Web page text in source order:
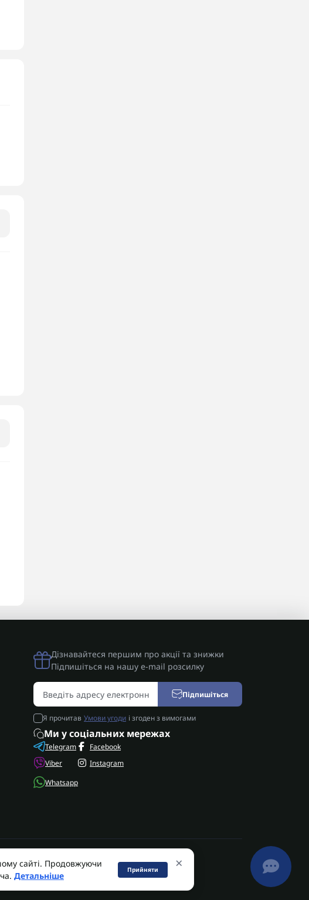
Ми у соціальних мережах
Telegram
Viber
Whatsapp
Facebook
Instagram
Дізнавайтеся першим про акції та знижки
Підпишіться на нашу e-mail розсилку
Підпишіться
Я прочитав Умови угоди і згоден з вимогами
AUTOSHIFT
×
сайті. Продовжуючи
Детальніше
Прийняти